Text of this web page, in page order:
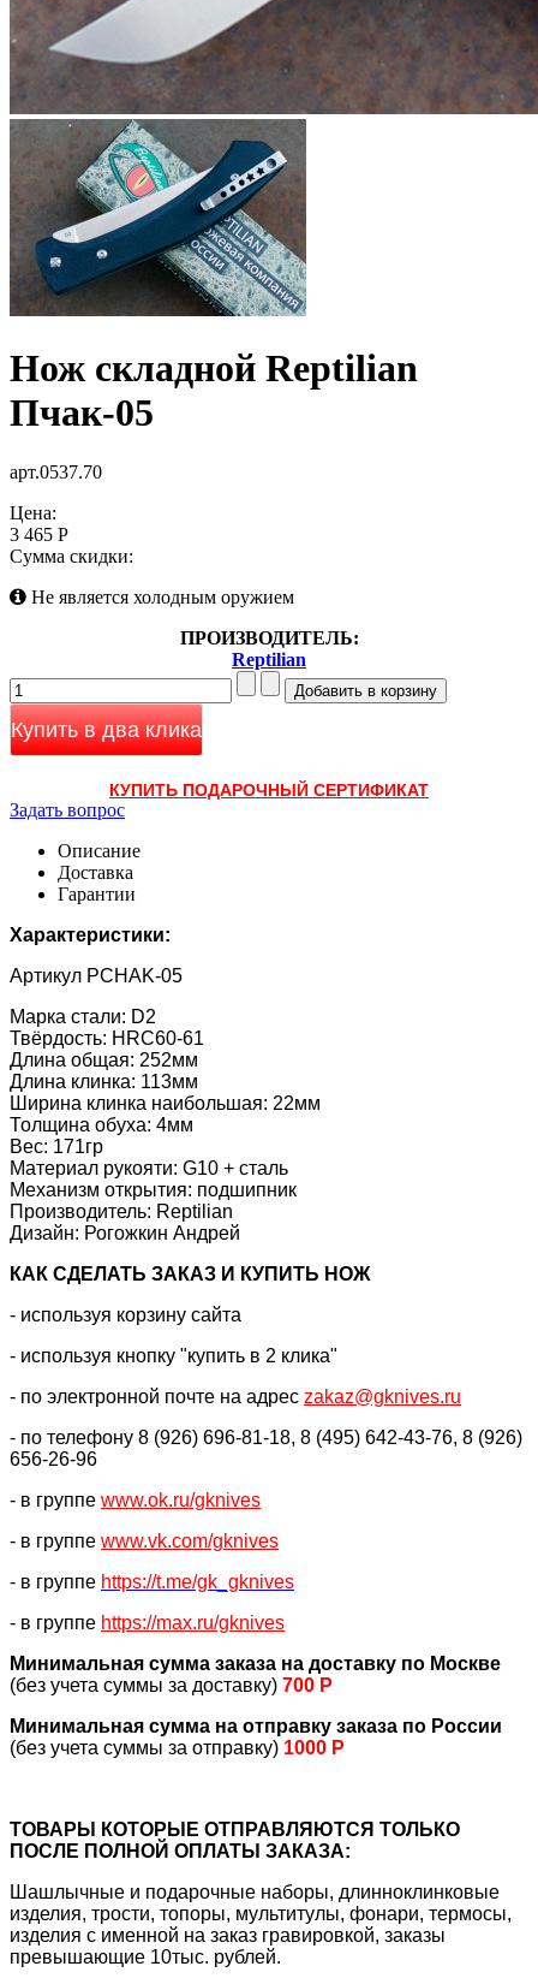
Нож складной Reptilian
Пчак-05
арт.0537.70
Цена:
3 465 Р
Сумма скидки:
Не является холодным оружием
ПРОИЗВОДИТЕЛЬ:
Reptilian
Купить в два клика
КУПИТЬ ПОДАРОЧНЫЙ СЕРТИФИКАТ
Задать вопрос
Описание
Доставка
Гарантии
Характеристики:
Артикул PCHAK-05
Марка стали: D2
Твёрдость: HRC60-61
Длина общая: 252мм
Длина клинка: 113мм
Ширина клинка наибольшая: 22мм
Толщина обуха: 4мм
Вес: 171гр
Материал рукояти: G10 + сталь
Механизм открытия: подшипник
Производитель: Reptilian
Дизайн: Рогожкин Андрей
КАК CДЕЛАТЬ ЗАКАЗ И КУПИТЬ НОЖ
- используя корзину сайта
- используя кнопку "купить в 2 клика"
- по электронной почте на адрес zakaz@gknives.ru
- по телефону 8 (926) 696-81-18, 8 (495) 642-43-76, 8 (926)
656-26-96
- в группе www.ok.ru/gknives
- в группе www.vk.com/gknives
- в группе https://t.me/gk_gknives
- в группе https://max.ru/gknives
Минимальная сумма заказа на доставку по Москве
(без учета суммы за доставку) 700 Р
Минимальная сумма на отправку заказа по России
(без учета суммы за отправку) 1000 Р
ТОВАРЫ КОТОРЫЕ ОТПРАВЛЯЮТСЯ ТОЛЬКО
ПОСЛЕ ПОЛНОЙ ОПЛАТЫ ЗАКАЗА:
Шашлычные и подарочные наборы, длинноклинковые
изделия, трости, топоры, мультитулы, фонари, термосы,
изделия с именной на заказ гравировкой, заказы
превышающие 10тыс. рублей.